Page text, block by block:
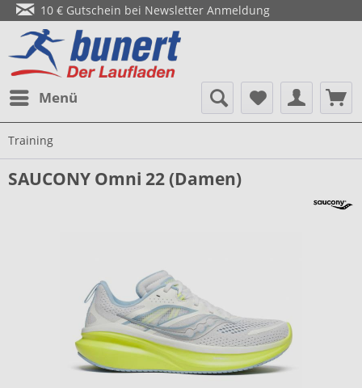
10 € Gutschein bei Newsletter Anmeldung
Menü
Training
SAUCONY Omni 22 (Damen)